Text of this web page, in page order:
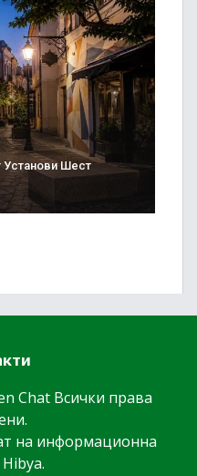
Установи Шест
Chat Всички права
на информационна
Hibya.